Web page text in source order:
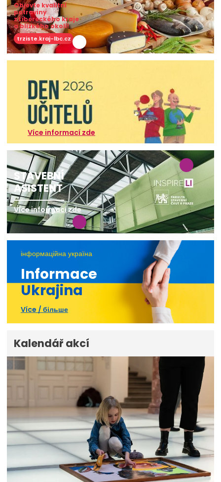
Objevte kvalitní
potraviny
z Libereckého kraje
a blízkého okolí!
trziste.kraj-lbc.cz
Více informací zde
STAVEBNÍ
ASISTENT
Více informací zde
інформаційна україна
Informace
Ukrajina
Více / більше
Kalendář akcí